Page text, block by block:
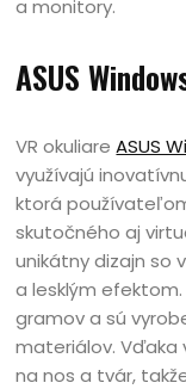
a monitory.
ASUS
VR okuliareASUS
využívajú
ktorá
skutočného aj
unikátny dizajn so
a lesklým
gramov a sú
materiálov. Vďaka
na nos a tvár,